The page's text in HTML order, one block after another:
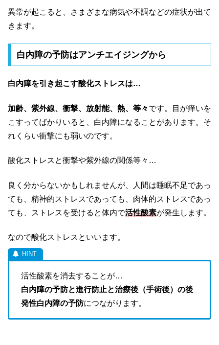
異常が起こると、さまざまな病気や不調などの症状が出て
きます。
白内障の予防はアンチエイジングから
白内障を引き起こす酸化ストレスは…
加齢、紫外線、衝撃、放射能、熱、等々です。目が痒いを
こすってばかりいると、白内障になることがあります。そ
れくらい衝撃にも弱いのです。
酸化ストレスと衝撃や紫外線の関係等々…
良く分からないかもしれませんが、人間は睡眠不足であっ
ても、精神的ストレスであっても、肉体的ストレスであっ
ても、ストレスを受けると体内で活性酸素が発生します。
なので酸化ストレスといいます。
活性酸素を消去することが…
白内障の予防と進行防止と治療後（手術後）の後
発性白内障の予防につながります。